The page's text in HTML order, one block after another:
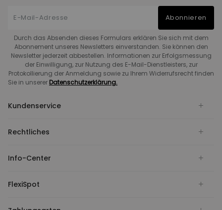
Abonnieren
Durch das Absenden dieses Formulars erklären Sie sich mit dem
Abonnement unseres Newsletters einverstanden. Sie können den
Newsletter jederzeit abbestellen. Informationen zur Erfolgsmessung
der Einwilligung, zur Nutzung des E-Mail-Dienstleisters, zur
Protokollierung der Anmeldung sowie zu Ihrem Widerrufsrecht finden
Sie in unserer Datenschutzerklärung.
Kundenservice
Rechtliches
Info-Center
FlexiSpot